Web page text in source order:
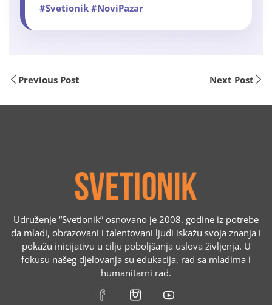
#Svetionik #NoviPazar
Previous Post Next Post
Udruženje “Svetionik” osnovano je 2008. godine iz potrebe
da mladi, obrazovani i talentovani ljudi iskažu svoja znanja i
pokažu inicijativu u cilju poboljšanja uslova življenja. U
fokusu našeg djelovanja su edukacija, rad sa mladima i
humanitarni rad.